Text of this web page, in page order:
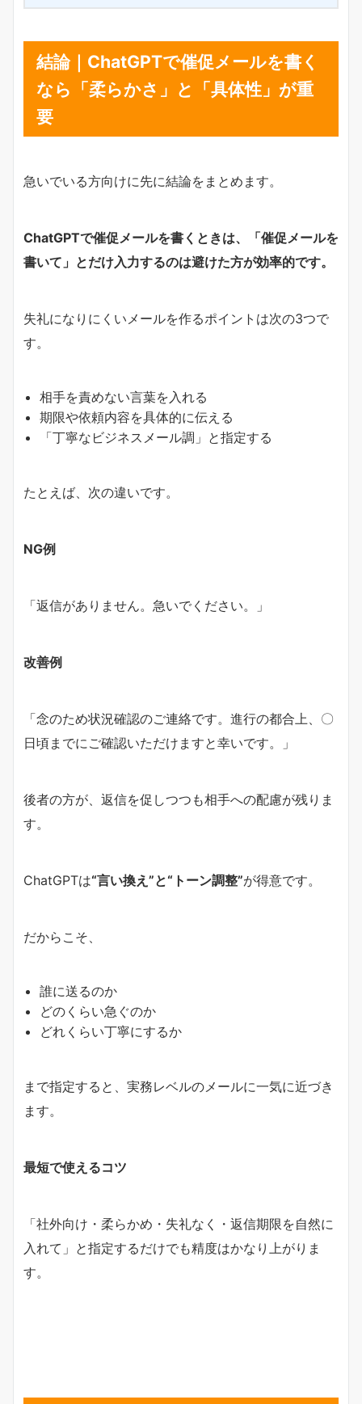
結論｜ChatGPTで催促メールを書く
なら「柔らかさ」と「具体性」が重
要
急いでいる方向けに先に結論をまとめます。
ChatGPTで催促メールを書くときは、「催促メールを
書いて」とだけ入力するのは避けた方が効率的です。
失礼になりにくいメールを作るポイントは次の3つで
す。
相手を責めない言葉を入れる
期限や依頼内容を具体的に伝える
「丁寧なビジネスメール調」と指定する
たとえば、次の違いです。
NG例
「返信がありません。急いでください。」
改善例
「念のため状況確認のご連絡です。進行の都合上、〇
日頃までにご確認いただけますと幸いです。」
後者の方が、返信を促しつつも相手への配慮が残りま
す。
ChatGPTは“言い換え”と“トーン調整”が得意です。
だからこそ、
誰に送るのか
どのくらい急ぐのか
どれくらい丁寧にするか
まで指定すると、実務レベルのメールに一気に近づき
ます。
最短で使えるコツ
「社外向け・柔らかめ・失礼なく・返信期限を自然に
入れて」と指定するだけでも精度はかなり上がりま
す。